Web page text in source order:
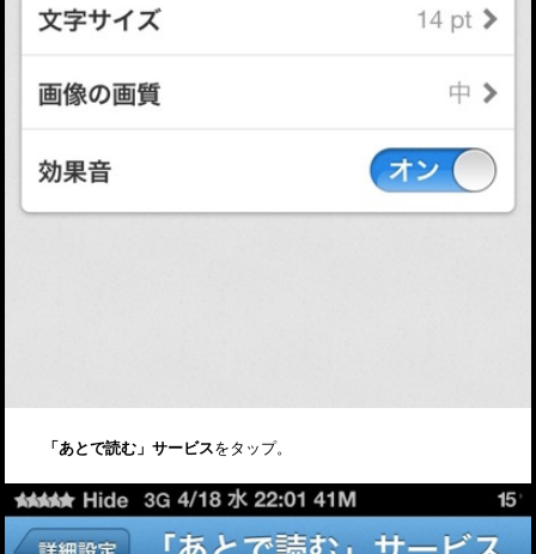
「あとで読む」サービスをタップ。